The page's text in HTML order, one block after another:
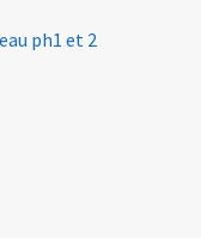
ph1 et 2